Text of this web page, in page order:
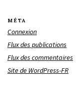
MÉTA
Connexion
Flux des publications
Flux des commentaires
Site de WordPress-FR